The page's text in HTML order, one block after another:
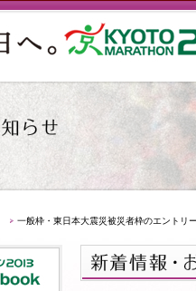
一般枠・東日本大震災被災者枠のエントリ